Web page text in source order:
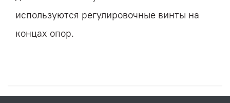
используются регулировочные винты на
концах опор.